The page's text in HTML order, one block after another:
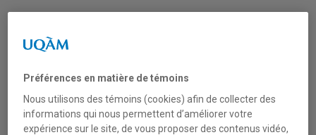
Professeure titulaire au dép. de travail
sur le développement régional et
l’analyse différenciée selon les sexes
(ORÉGAND)
Préférences en matière de témoins
Nous utilisons des témoins (cookies) afin de collecter des
informations qui nous permettent d’améliorer votre
expérience sur le site, de vous proposer des contenus vidéo,